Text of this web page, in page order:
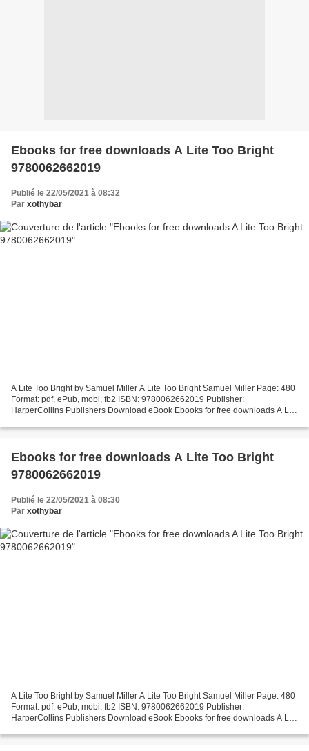
Ebooks for free downloads A Lite Too Bright
9780062662019
Publié le 22/05/2021 à 08:32
Par xothybar
A Lite Too Bright by Samuel Miller A Lite Too Bright Samuel Miller Page: 480
Format: pdf, ePub, mobi, fb2 ISBN: 9780062662019 Publisher:
HarperCollins Publishers Download eBook Ebooks for free downloads A Lite
Ebooks for free downloads A Lite Too Bright
9780062662019
Publié le 22/05/2021 à 08:30
Par xothybar
A Lite Too Bright by Samuel Miller A Lite Too Bright Samuel Miller Page: 480
Format: pdf, ePub, mobi, fb2 ISBN: 9780062662019 Publisher:
HarperCollins Publishers Download eBook Ebooks for free downloads A Lite